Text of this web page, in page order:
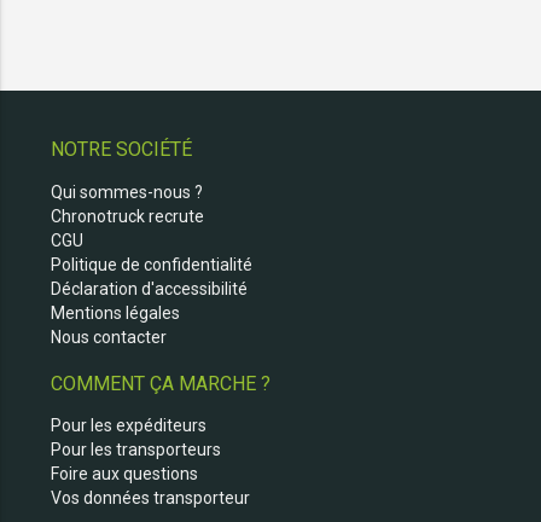
NOTRE SOCIÉTÉ
Qui sommes-nous ?
Chronotruck recrute
CGU
Politique de confidentialité
Déclaration d'accessibilité
Mentions légales
Nous contacter
COMMENT ÇA MARCHE ?
Pour les expéditeurs
Pour les transporteurs
Foire aux questions
Vos données transporteur